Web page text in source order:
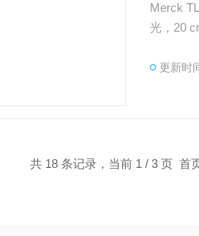
Merck
光，20
标准品
更新时
共 18 条记录，当前 1 / 3 页 首